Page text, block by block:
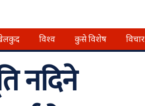
विश्व कुसे विशेष विचार
नदिने